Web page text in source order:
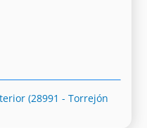
(28991 - Torrejón